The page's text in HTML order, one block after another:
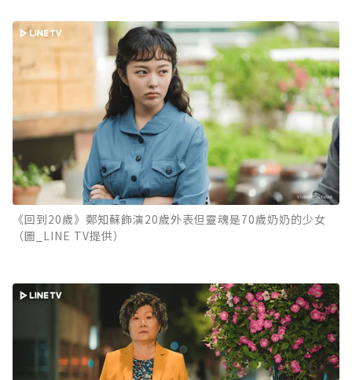
《回到20歲》鄭知蘇飾演20歲外表但靈魂是70歲奶奶的少女
（圖_LINE TV提供）